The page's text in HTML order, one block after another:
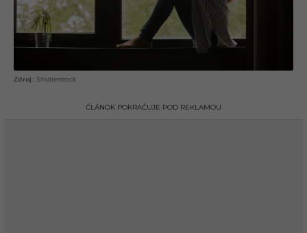
Shutterstock
ČLÁNOK POKRAČUJE POD REKLAMOU